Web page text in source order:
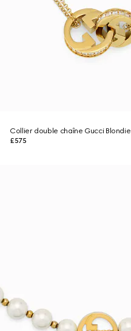
Collier double chaîne Gucci Blondie
£575